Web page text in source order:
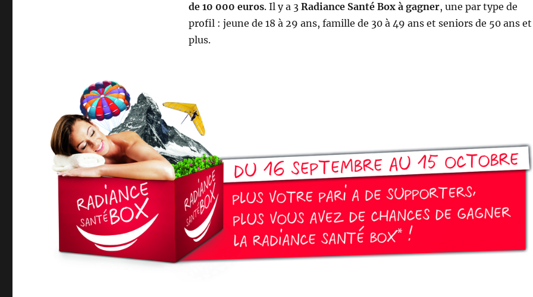
de 10 000 euros. Il y a 3 Radiance Santé Box à gagner, une par type de
profil : jeune de 18 à 29 ans, famille de 30 à 49 ans et seniors de 50 ans et
plus.